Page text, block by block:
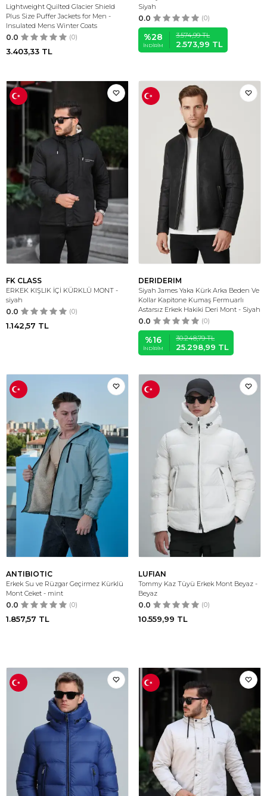
Lightweight Quilted Glacier Shield
Plus Size Puffer Jackets for Men -
Insulated Mens Winter Coats
0.0 (0)
3.403,33 TL
Siyah
0.0 (0)
%28
İNDIRIM
3.574,99TL
2.573,99 TL
FK CLASS
ERKEK KIŞLIK İÇİ KÜRKLÜ MONT -
siyah
0.0 (0)
1.142,57 TL
DERIDERIM
Siyah James Yaka Kürk Arka Beden Ve
Kollar Kapitone Kumaş Fermuarlı
Astarsız Erkek Hakiki Deri Mont - Siyah
0.0 (0)
%16
İNDIRIM
30.248,79TL
25.298,99 TL
ANTIBIOTIC
Erkek Su ve Rüzgar Geçirmez Kürklü
Mont Ceket - mint
0.0 (0)
1.857,57 TL
LUFIAN
Tommy Kaz Tüyü Erkek Mont Beyaz -
Beyaz
0.0 (0)
10.559,99 TL